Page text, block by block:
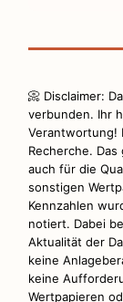
📀 Disclaimer:
verbunden. Ihr
Verantwortung!
Recherche.
auch für die
sonstigen
Kennzahlen
notiert. Dabei
Aktualität der
keine
keine
Wertpapieren